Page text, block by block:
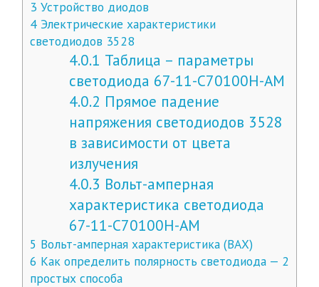
3 Устройство диодов
4Электрические характеристики
светодиодов 3528
4.0.1 Таблица – параметры
светодиода 67-11-C70100H-AM
4.0.2 Прямое падение
напряжения светодиодов 3528
в зависимости от цвета
излучения
4.0.3 Вольт-амперная
характеристика светодиода
67-11-C70100H-AM
5 Вольт-амперная характеристика (ВАХ)
6 Как определить полярность светодиода — 2
простых способа